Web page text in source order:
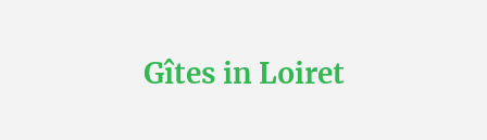
Gîtes in Loiret